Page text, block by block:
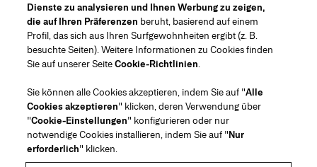
Kundenservice
Geschäft finden
Kontaktiere uns
Beauty Versand und Rücksendungen
Über uns
House of Herrera Stellenangebote
Dienste zu analysieren und Ihnen Werbung zu zeigen,
die auf Ihren Präferenzen beruht, basierend auf einem
Profil, das sich aus Ihren Surfgewohnheiten ergibt (z. B.
besuchte Seiten). Weitere Informationen zu Cookies finden
Sie auf unserer SeiteCookie-Richtlinien.
Sie können alle Cookies akzeptieren, indem Sie auf "Alle
Cookies akzeptieren" klicken, deren Verwendung über
"Cookie-Einstellungen" konfigurieren oder nur
notwendige Cookies installieren, indem Sie auf "Nur
erforderlich" klicken.